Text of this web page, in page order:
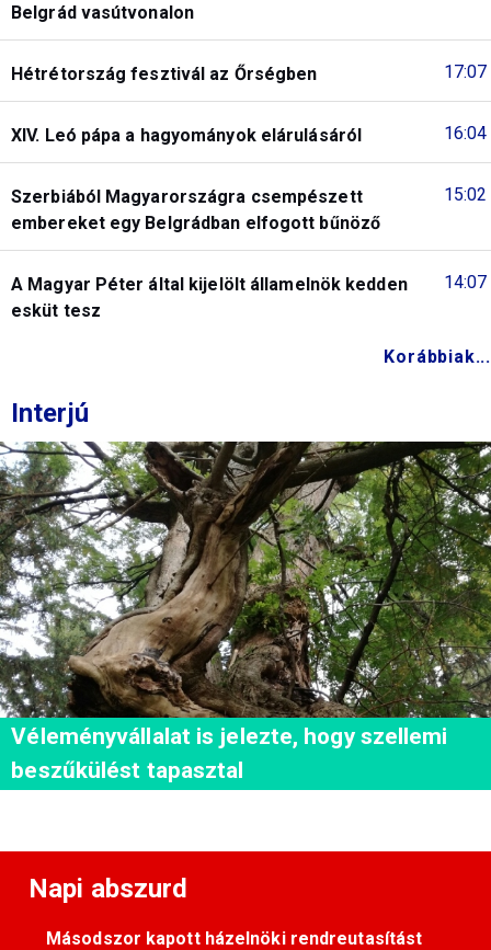
Belgrád vasútvonalon
17:07
Hétrétország fesztivál az Őrségben
16:04
XIV. Leó pápa a hagyományok elárulásáról
15:02
Szerbiából Magyarországra csempészett
embereket egy Belgrádban elfogott bűnöző
14:07
A Magyar Péter által kijelölt államelnök kedden
esküt tesz
Korábbiak...
Interjú
Véleményvállalat is jelezte, hogy szellemi
beszűkülést tapasztal
Napi abszurd
Másodszor kapott házelnöki rendreutasítást